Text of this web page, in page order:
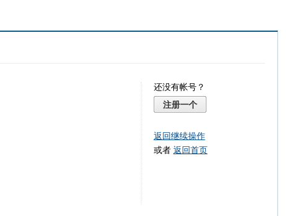
还没有帐号？
注册一个
返回继续操作
或者 返回首页